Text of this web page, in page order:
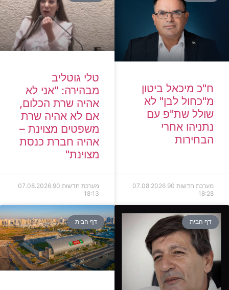
ח"כ מיכאל ביטון
מ"כחול לבן" לא
שולל שת"פ עם
נתניהו אחרי
הבחירות
מערכת חדשות 90
07.08.2026
18:28
טלי גוטליב
מבהירה: "אני לא
אהיה שרת הכלום,
אם לא אהיה שרת
משפטים מצוינת –
אהיה חברת כנסת
מצוינת"
מערכת חדשות 90
07.08.2026
18:13
דף הבית דף הבית